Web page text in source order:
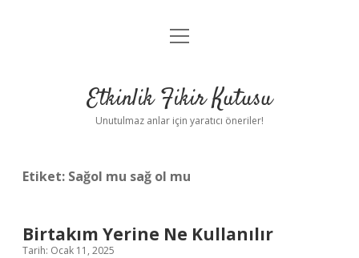
Anasayfa
Yasal Uyarı
menüyü
Etkinlik Fikir Kutusu
Unutulmaz anlar için yaratıcı öneriler!
Etiket: Sağol mu sağ ol mu
Birtakım Yerine Ne Kullanılır
Tarih: Ocak 11, 2025